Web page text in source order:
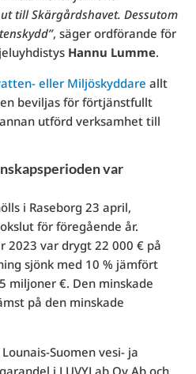
till Skärgårdshavet. Dessutom
, säger ordförande för
Hannu Lumme.
eller Miljöskyddare allt
beviljas för förtjänstfullt
utförd verksamhet till
var
i Raseborg 23 april,
för föregående år.
2023 var drygt 22 000 € på
sjönk med 10 % jämfört
miljoner €. Den minskade
på den minskade
Suomen vesi- ja